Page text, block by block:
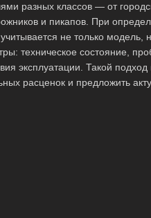
разных классов — от
и пикапов. При
не только модель,
техническое состояние,
эксплуатации. Такой подход
расценок и предложить